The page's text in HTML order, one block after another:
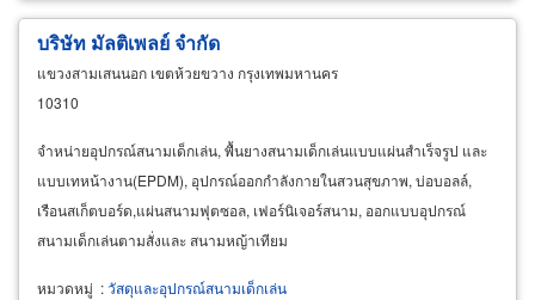
บริษัท มัลติเพลย์ จำกัด
แขวงสามเสนนอก เขตห้วยขวาง กรุงเทพมหานคร
10310
จำหน่ายอุปกรณ์สนามเด็กเล่น, พื้นยางสนามเด็กเล่นแบบแผ่นสำเร็จรูป และ
แบบเทหน้างาน(EPDM), อุปกรณ์ออกกำลังกายในสวนสุขภาพ, บ่อบอลล์,
เรือนสเก็ตบอร์ด,แผ่นสนามฟุตซอล, เฟอร์นิเจอร์สนาม, ออกแบบอุปกรณ์
สนามเด็กเล่นตามสั่งและ สนามหญ้าเทียม
หมวดหมู่ :วัสดุและอุปกรณ์สนามเด็กเล่น